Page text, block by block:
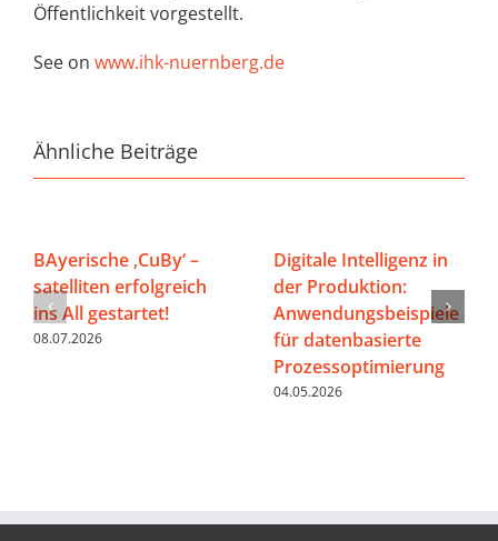
Öffentlichkeit vorgestellt.
See on www.ihk-nuernberg.de
Ähnliche Beiträge
BAyerische ‚CuBy‘ –
satelliten erfolgreich
ins All gestartet!
08.07.2026
Digitale Intelligenz in
der Produktion:
Anwendungsbeispiele
für datenbasierte
Prozessoptimierung
04.05.2026